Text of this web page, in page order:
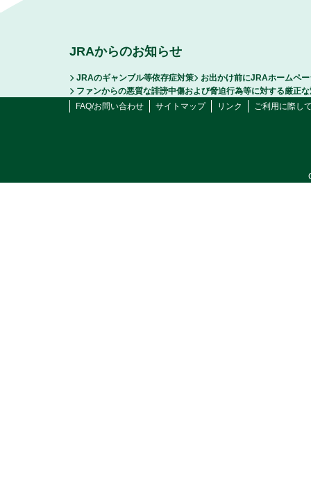
JRAからのお知らせ
JRAのギャンブル等依存症対策
お出かけ前にJRAホームペ
ファンからの悪質な誹謗中傷および脅迫行為等に対する厳正
FAQ/お問い合わせ
サイトマップ リンク ご利用に際し